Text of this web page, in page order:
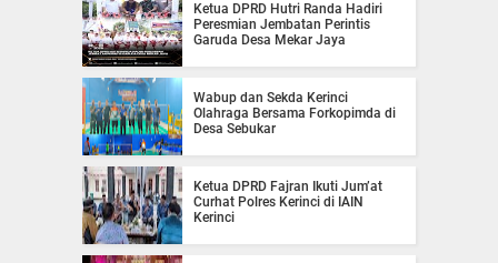
Ketua DPRD Hutri Randa Hadiri
Peresmian Jembatan Perintis
Garuda Desa Mekar Jaya
Wabup dan Sekda Kerinci
Olahraga Bersama Forkopimda di
Desa Sebukar
Ketua DPRD Fajran Ikuti Jum’at
Curhat Polres Kerinci di IAIN
Kerinci